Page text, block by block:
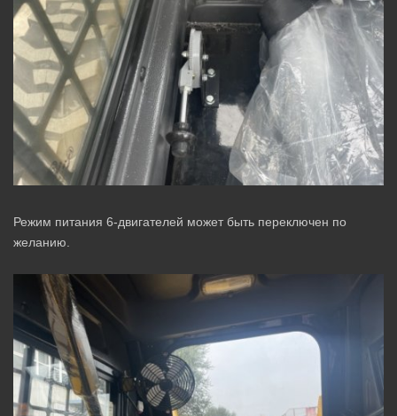
Режим питания 6-двигателей может быть переключен по
желанию.